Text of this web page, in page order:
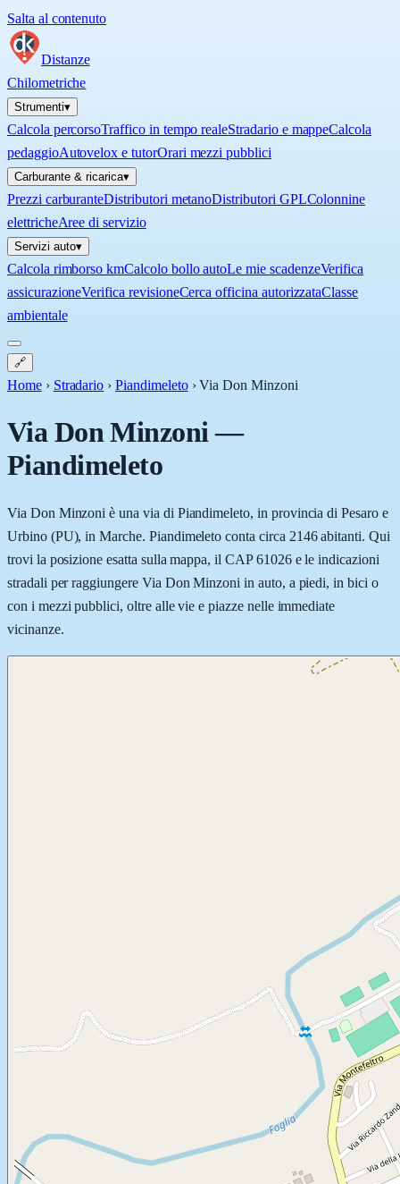
Salta al contenuto
Distanze
Chilometriche
Strumenti▾
Calcola percorsoTraffico in tempo realeStradario e mappeCalcola
pedaggioAutovelox e tutorOrari mezzi pubblici
Carburante & ricarica▾
Prezzi carburanteDistributori metanoDistributori GPLColonnine
elettricheAree di servizio
Servizi auto▾
Calcola rimborso kmCalcolo bollo autoLe mie scadenzeVerifica
assicurazioneVerifica revisioneCerca officina autorizzataClasse
ambientale
🔗
Home › Stradario › Piandimeleto ›Via Don Minzoni
Via Don Minzoni—
Piandimeleto
Via Don Minzoni è una via di Piandimeleto, in provincia di Pesaro e
Urbino (PU), in Marche. Piandimeleto conta circa 2146 abitanti. Qui
trovi la posizione esatta sulla mappa, il CAP 61026 e le indicazioni
stradali per raggiungere Via Don Minzoni in auto, a piedi, in bici o
con i mezzi pubblici, oltre alle vie e piazze nelle immediate
vicinanze.